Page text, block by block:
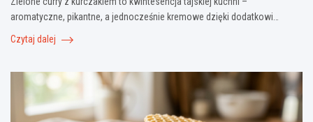
aromatyczne, pikantne, a jednocześnie kremowe dzięki dodatkowi…
Czytaj dalej